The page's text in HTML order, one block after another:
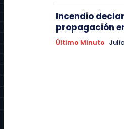
Incendio
propagación
Último Minuto